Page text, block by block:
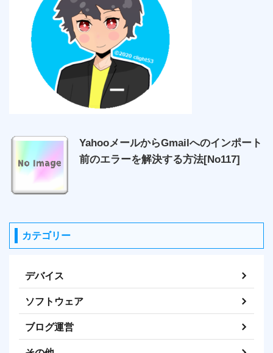
YahooメールからGmailへのインポート
前のエラーを解決する方法[No117]
カテゴリー
デバイス
ソフトウェア
ブログ運営